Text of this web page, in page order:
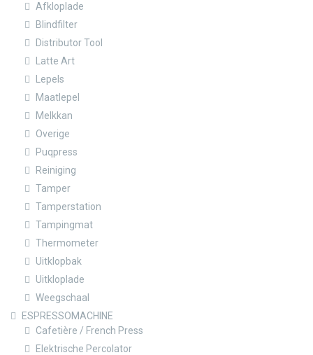
Afkloplade
Blindfilter
Distributor Tool
Latte Art
Lepels
Maatlepel
Melkkan
Overige
Puqpress
Reiniging
Tamper
Tamperstation
Tampingmat
Thermometer
Uitklopbak
Uitkloplade
Weegschaal
ESPRESSOMACHINE
Cafetière / French Press
Elektrische Percolator